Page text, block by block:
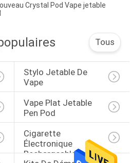
Crystal Pod Vape jetable
Tous
Stylo Jetable De
Vape
Vape Plat Jetable
Pen Pod
Cigarette
Électronique
Rechargeable